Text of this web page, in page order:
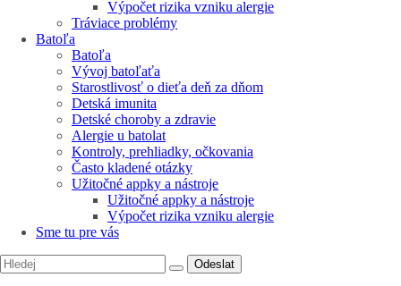
Výpočet rizika vzniku alergie
Tráviace problémy
Batoľa
Batoľa
Vývoj batoľaťa
Starostlivosť o dieťa deň za dňom
Detská imunita
Detské choroby a zdravie
Alergie u batolat
Kontroly, prehliadky, očkovania
Často kladené otázky
Užitočné appky a nástroje
Užitočné appky a nástroje
Výpočet rizika vzniku alergie
Sme tu pre vás
Odeslat